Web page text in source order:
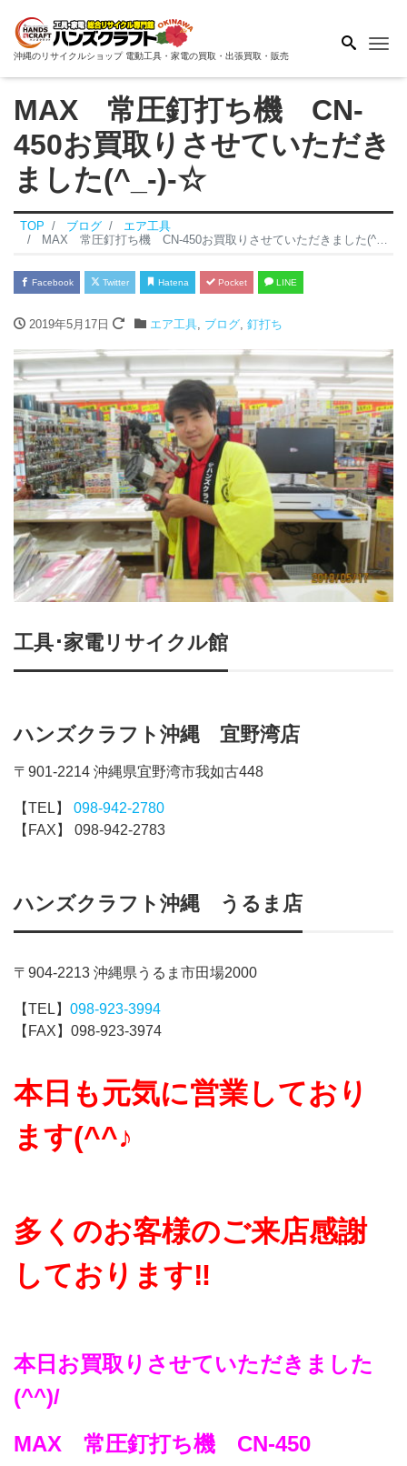
沖縄のリサイクルショップ 電動工具・家電の買取・出張買取・販売
MAX 常圧釘打ち機 CN-
450お買取りさせていただき
ました(^_-)-☆
TOP ブログ
エア工具
MAX 常圧釘打ち機 CN-450お買取りさせていただきました(^_-)-☆
Facebook Twitter Hatena Pocket LINE
2019年5月17日 エア工具, ブログ, 釘打ち
工具･家電リサイクル館
ハンズクラフト沖縄 宜野湾店
〒901-2214 沖縄県宜野湾市我如古448
【TEL】 098-942-2780
【FAX】 098-942-2783
ハンズクラフト沖縄 うるま店
〒904-2213 沖縄県うるま市田場2000
【TEL】 098-923-3994
【FAX】098-923-3974
本日も元気に営業しており
ます(^^♪
多くのお客様のご来店感謝
しております‼
本日お買取りさせていただきました
(^^)/
MAX 常圧釘打ち機 CN-450